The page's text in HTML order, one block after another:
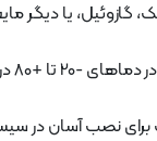
گازوئیل، یا دیگر
+80 درجه سانتی‌گراد.
نصب آسان در